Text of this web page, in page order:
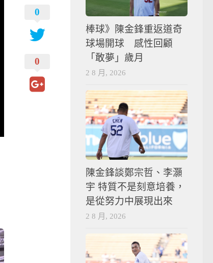
0
0
棒球》陳金鋒重返道奇
球場開球 感性回顧
「敢夢」歲月
2 8 月, 2026
陳金鋒談鄭宗哲、李灝
宇 特質不是刻意培養，
是從努力中展現出來
2 8 月, 2026